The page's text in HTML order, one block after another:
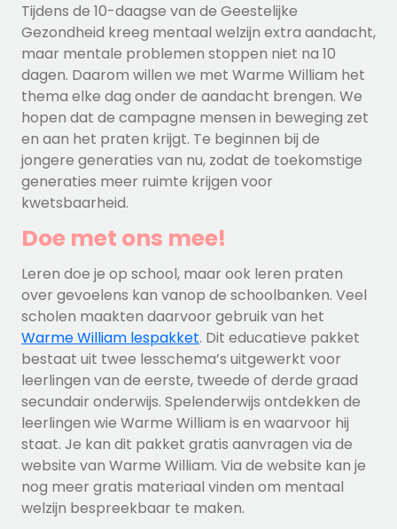
Tijdens de 10-daagse van de Geestelijke
Gezondheid kreeg mentaal welzijn extra aandacht,
maar mentale problemen stoppen niet na 10
dagen. Daarom willen we met Warme William het
thema elke dag onder de aandacht brengen. We
hopen dat de campagne mensen in beweging zet
en aan het praten krijgt. Te beginnen bij de
jongere generaties van nu, zodat de toekomstige
generaties meer ruimte krijgen voor
kwetsbaarheid.
Doe met ons mee!
Leren doe je op school, maar ook leren praten
over gevoelens kan vanop de schoolbanken. Veel
scholen maakten daarvoor gebruik van het
Warme William lespakket. Dit educatieve pakket
bestaat uit twee lesschema’s uitgewerkt voor
leerlingen van de eerste, tweede of derde graad
secundair onderwijs. Spelenderwijs ontdekken de
leerlingen wie Warme William is en waarvoor hij
staat. Je kan dit pakket gratis aanvragen via de
website van Warme William. Via de website kan je
nog meer gratis materiaal vinden om mentaal
welzijn bespreekbaar te maken.